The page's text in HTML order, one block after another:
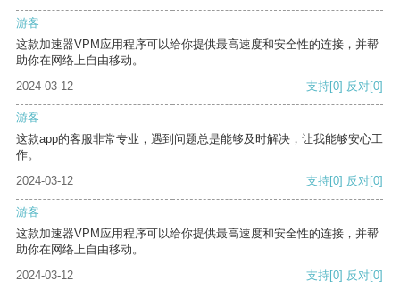
游客
这款加速器VPM应用程序可以给你提供最高速度和安全性的连接，并帮
助你在网络上自由移动。
2024-03-12
支持[0] 反对[0]
游客
这款app的客服非常专业，遇到问题总是能够及时解决，让我能够安心工
作。
2024-03-12
支持[0] 反对[0]
游客
这款加速器VPM应用程序可以给你提供最高速度和安全性的连接，并帮
助你在网络上自由移动。
2024-03-12
支持[0] 反对[0]